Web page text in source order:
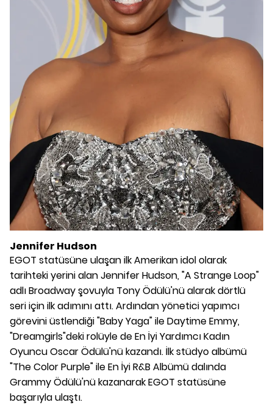
Jennifer Hudson
EGOT statüsüne ulaşan ilk Amerikan idol olarak
tarihteki yerini alan Jennifer Hudson, "A Strange Loop"
adlı Broadway şovuyla Tony Ödülü'nü alarak dörtlü
seri için ilk adımını attı. Ardından yönetici yapımcı
görevini üstlendiği "Baby Yaga" ile Daytime Emmy,
"Dreamgirls"deki rolüyle de En İyi Yardımcı Kadın
Oyuncu Oscar Ödülü'nü kazandı. İlk stüdyo albümü
"The Color Purple" ile En İyi R&B Albümü dalında
Grammy Ödülü'nü kazanarak EGOT statüsüne
başarıyla ulaştı.